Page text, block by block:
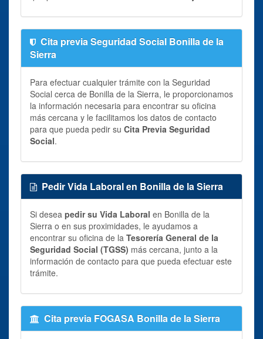
Cita previa Seguridad Social Bonilla de la
Sierra
Para efectuar cualquier trámite con la Seguridad
Social cerca de Bonilla de la Sierra, le proporcionamos
la información necesaria para encontrar su oficina
más cercana y le facilitamos los datos de contacto
para que pueda pedir su Cita Previa Seguridad
Social.
Pedir Vida Laboral en Bonilla de la Sierra
Si desea pedir su Vida Laboral en Bonilla de la
Sierra o en sus proximidades, le ayudamos a
encontrar su oficina de la Tesorería General de la
Seguridad Social (TGSS) más cercana, junto a la
información de contacto para que pueda efectuar este
trámite.
Cita previa FOGASA Bonilla de la Sierra